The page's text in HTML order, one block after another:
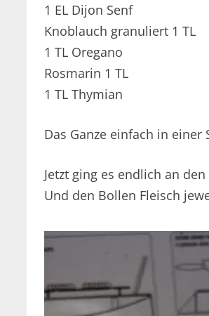
1 EL Dijon Senf
Knoblauch granuliert 1 TL
1 TL Oregano
Rosmarin 1 TL
1 TL Thymian
Das Ganze einfach in einer
Jetzt ging es endlich an
Und den Bollen Fleisch